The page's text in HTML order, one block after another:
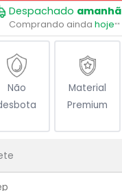
Despachado amanhã
Comprando ainda hoje**
Não
Material
Premium